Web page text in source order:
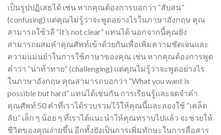
เป็นรูปปฏิเสธได้ เช่น หากคุณต้องการบอกว่า “สับสน”
(confusing) แต่คุณไม่รู้ว่าจะพูดอย่างไรในภาษาอังกฤษ คุณ
สามารถใช้วลี “It’s not clear” แทนได้ นอกจากนี้คุณยัง
สามารถผสมคำคุณศัพท์เข้าด้วยกันเพื่อเพิ่มความชัดเจนและ
ความแม่นยำในการใช้ภาษาของคุณ เช่น หากคุณต้องการพูด
คำว่า “น่าท้าทาย” (challenging) แต่คุณไม่รู้ว่าจะพูดอย่างไร
ในภาษาอังกฤษ คุณสามารถบอกว่า “What you want is
possible but hard” แทนได้เช่นกัน การเรียนรู้และจดจำคำ
คุณศัพท์ 50 คำที่เราได้รวบรวมไว้ให้คุณนี้และลองใช้ “เคล็ด
ลับ” เล็ก ๆ น้อย ๆ ที่เราได้แนะนำให้คุณทราบไปแล้ว จะช่วยให้
ชีวิตของคุณง่ายขึ้น อีกทั้งยังเป็นการเพิ่มทักษะในการสื่อสาร